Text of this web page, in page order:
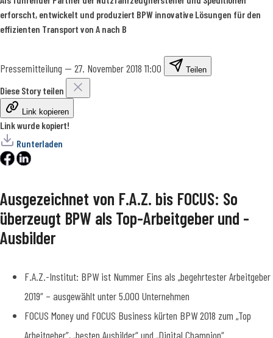
erforscht, entwickelt und produziert BPW innovative Lösungen für den
effizienten Transport von A nach B
Pressemitteilung — 27. November 2018 11:00 Teilen
Diese Story teilen
Link kopieren
Link wurde kopiert!
Runterladen
Ausgezeichnet von F.A.Z. bis FOCUS: So
überzeugt BPW als Top-Arbeitgeber und -
Ausbilder
F.A.Z.-Institut: BPW ist Nummer Eins als „begehrtester Arbeitgeber
2019“ – ausgewählt unter 5.000 Unternehmen
FOCUS Money und FOCUS Business kürten BPW 2018 zum „Top
Arbeitgeber”, „besten Ausbilder“ und „Digital Champion“